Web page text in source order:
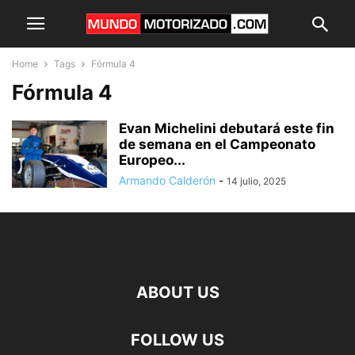
Home Tags Fórmula 4
Fórmula 4
Evan Michelini debutará este fin
de semana en el Campeonato
Europeo...
Armando Calderón - 14 julio, 2025
ABOUT US
FOLLOW US